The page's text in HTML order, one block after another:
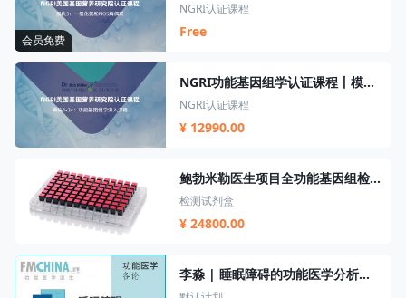
会员免费
NGRI认证课程
Free
NGRI功能基因组学认证课程丨模块4-24
NGRI认证课程
¥ 12990.00
鲍勃米勒医生项目全功能基因组检测套餐
检测试剂盒
¥ 24800.00
李淼 | 睡眠障碍的功能医学分析及辅助干预